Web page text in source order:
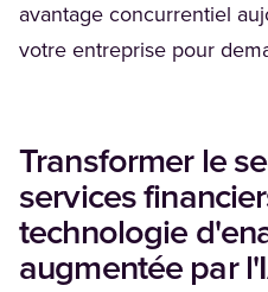
avantage concurrentiel
votre entreprise pour
Transformer le
services
technologie
augmentée par